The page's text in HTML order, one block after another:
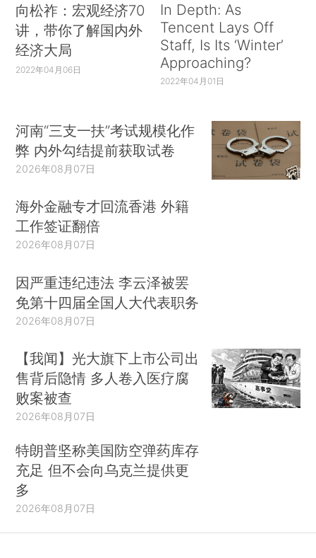
向松祚：宏观经济70
讲，带你了解国内外
经济大局
2022年04月06日
In Depth: As
Tencent Lays Off
Staff, Is Its ‘Winter’
Approaching?
2022年04月01日
河南“三支一扶”考试规模化作
弊 内外勾结提前获取试卷
2026年08月07日
海外金融专才回流香港 外籍
工作签证翻倍
2026年08月07日
因严重违纪违法 李云泽被罢
免第十四届全国人大代表职务
2026年08月07日
【我闻】光大旗下上市公司出
售背后隐情 多人卷入医疗腐
败案被查
2026年08月07日
特朗普坚称美国防空弹药库存
充足 但不会向乌克兰提供更
多
2026年08月07日